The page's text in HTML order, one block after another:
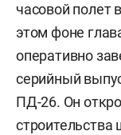
часовой полет
этом фоне
оперативно
серийный
ПД-26. Он